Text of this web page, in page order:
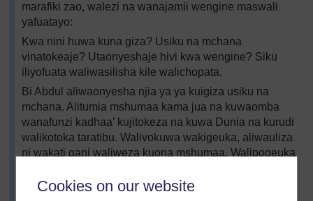
Cookies on our website
marafiki zao, walezi na wanajamii wengine maswali
yafuatayo:
Kwa nini huwa kuna giza? Usiku na mchana
vinatokeaje? Utaonyeshaje hivi kwa wengine? Siku
iliyofuata waliwasilisha kile walichopata.
Bi Abdul aliwaonyesha njia ya ya kuigiza usiku na
mchana. Alitumia mshumaa kama jua na kuwaomba
wanafunzi kadhaa’ kujitokeza na kuwa Dunia na kurudi
walikotoka taratibu. Walivokuwa wakigeuka, aliwauliza
ni wakati gani waliweza kuona mshumaa. Walipogeuka
usiku na ni lini ilikuwa mawio na machweo.